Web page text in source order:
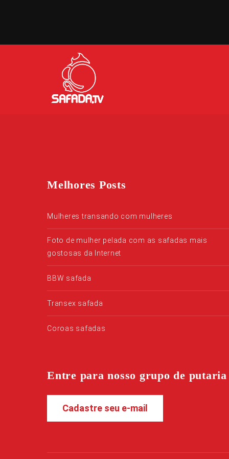
Melhores Posts
Mulheres transando com mulheres
Foto de mulher pelada com as safadas mais
gostosas da Internet
BBW safada
Transex safada
Coroas safadas
Entre para nosso grupo de
Cadastre seu e-mail